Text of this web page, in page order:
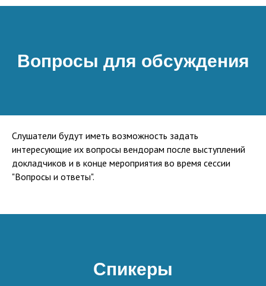
Вопросы для обсуждения
Слушатели будут иметь возможность задать
интересующие их вопросы вендорам после выступлений
докладчиков и в конце мероприятия во время сессии
"Вопросы и ответы".
Спикеры